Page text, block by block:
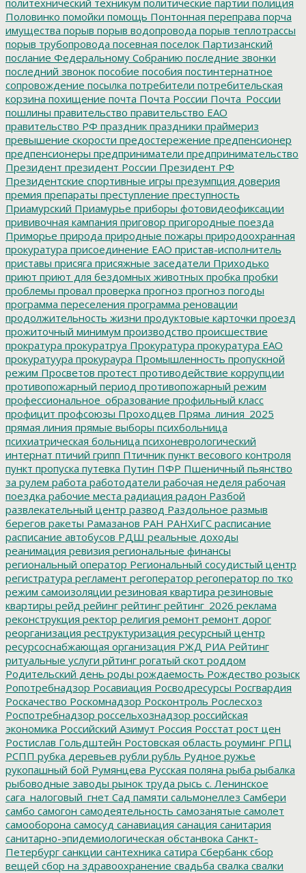
Половинко помойки помощь Понтонная переправа порча
имущества порыв порыв водопровода порыв теплотрассы
порыв трубопровода посевная поселок Партизанский
послание Федеральному Собранию последние звонки
последний звонок пособие пособия постинтернатное
сопровождение посылка потребители потребительская
корзина похищение почта Почта России Почта_России
пошлины правительство правительство ЕАО
правительство РФ праздник праздники праймериз
превышение скорости предостережение предпенсионер
предпенсионеры предприниматели предпринимательство
Президент президент России Президент РФ
Президентские спортивные игры презумпция доверия
премия препараты преступление преступность
Приамурский Приамурье приборы фотовидеофиксации
прививочная кампания приговор пригородные поезда
Приморье природа природные пожары природоохранная
прокуратура присоединение ЕАО пристав-исполнитель
приставы присяга присяжные заседатели Приходько
приют приют для бездомных животных пробка пробки
проблемы провал проверка прогноз прогноз погоды
программа переселения программа реновации
продолжительность жизни продуктовые карточки проезд
прожиточный минимум производство происшествие
прократура прокуратруа Прокуратура прокуратура ЕАО
прокуратуура прокураура Промышленность пропускной
режим Просветов протест противодействие коррупции
противопожарный период противопожарный режим
профессиональное_образование профильный класс
профицит профсоюзы Проходцев Пряма_линия_2025
прямая линия прямые выборы психбольница
психиатрическая больница психоневрологический
интернат птичий грипп Птичник пункт весового контроля
пункт пропуска путевка Путин ПФР Пшеничный пьянство
за рулем работа работодатели рабочая неделя рабочая
поездка рабочие места радиация радон Разбой
развлекательный центр развод Раздольное размыв
берегов ракеты Рамазанов РАН РАНХиГС расписание
расписание автобусов РДШ реальные доходы
реанимация ревизия региональные финансы
региональный оператор Региональный сосудистый центр
регистратура регламент регоператор регоператор по тко
режим самоизоляции резиновая квартира резиновые
квартиры рейд рейинг рейтинг рейтинг_2026 реклама
реконструкция ректор религия ремонт ремонт дорог
реорганизация реструктуризация ресурсный центр
ресурсоснабжающая организация РЖД РИА Рейтинг
ритуальные услуги рйтинг рогатый скот роддом
Родительский день роды рождаемость Рождество розыск
Ропотребнадзор Росавиация Росводресурсы Росгвардия
Роскачество Роскомнадзор Росконтроль Рослесхоз
Роспотребнадзор россельхознадзор российская
экономика Российский Азимут Россия Росстат рост цен
Ростислав Гольдштейн Ростовская область роуминг РПЦ
РСПП рубка деревьев рубли рубль Рудное ружье
рукопашный бой Румянцева Русская поляна рыба рыбалка
рыбоводные заводы рынок труда рысь с. Ленинское
сага_налоговый_гнет Сад памяти сальмонеллез Самбери
самбо самогон самодеятельность самозанятые самолет
самооборона самосуд санавиация санация санитария
санитарно-эпидемиологическая обстанвока Санкт-
Петербург санкции сантехника сатира Сбербанк сбор
вещей сбор на здравоохранение свадьба свалка свалки